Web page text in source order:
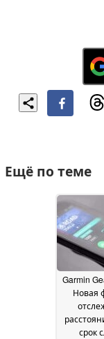
Ещё по теме
Garmin
Новая
срок